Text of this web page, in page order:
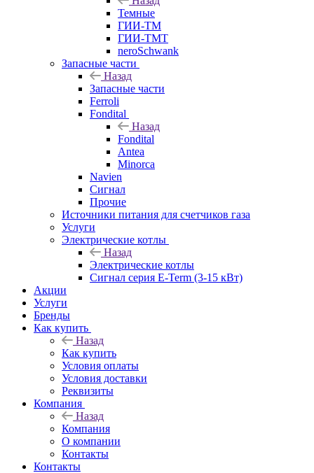
Темные
ГИИ-ТМ
ГИИ-ТМТ
neroSchwank
Запасные части
Назад
Запасные части
Ferroli
Fondital
Назад
Fondital
Antea
Minorca
Navien
Сигнал
Прочие
Источники питания для счетчиков газа
Услуги
Электрические котлы
Назад
Электрические котлы
Сигнал серия E-Term (3-15 кВт)
Акции
Услуги
Бренды
Как купить
Назад
Как купить
Условия оплаты
Условия доставки
Реквизиты
Компания
Назад
Компания
О компании
Контакты
Контакты